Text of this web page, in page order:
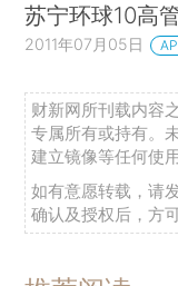
苏宁环球10高
2011年07月05日
财新网所刊载内容
专属所有或持有。
建立镜像等任何使用
如有意愿转载，请
确认及授权后，方